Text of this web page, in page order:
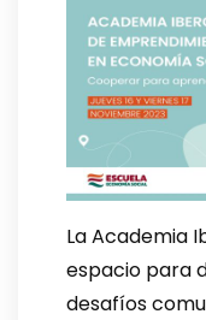
La Academia
espacio para
desafíos